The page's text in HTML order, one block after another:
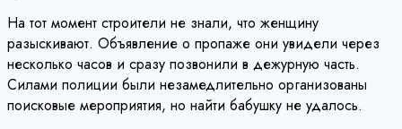
На тот момент строители не знали, что женщину
разыскивают. Объявление о пропаже они увидели через
несколько часов и сразу позвонили в дежурную часть.
Силами полиции были незамедлительно организованы
поисковые мероприятия, но найти бабушку не удалось.